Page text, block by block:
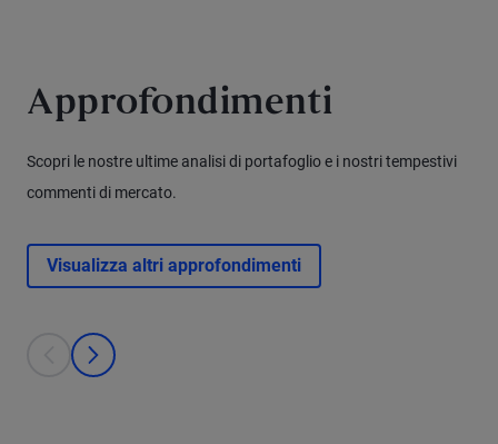
Approfondimenti
Scopri le nostre ultime analisi di portafoglio e i nostri tempestivi
commenti di mercato.
Visualizza altri approfondimenti
This is a carousel with individual cards. Use the previous and next
prev
next